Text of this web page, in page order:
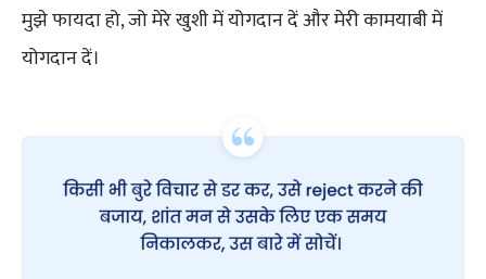
मुझे फायदा हो, जो मेरे खुशी में योगदान दें और मेरी कामयाबी में
योगदान दें।